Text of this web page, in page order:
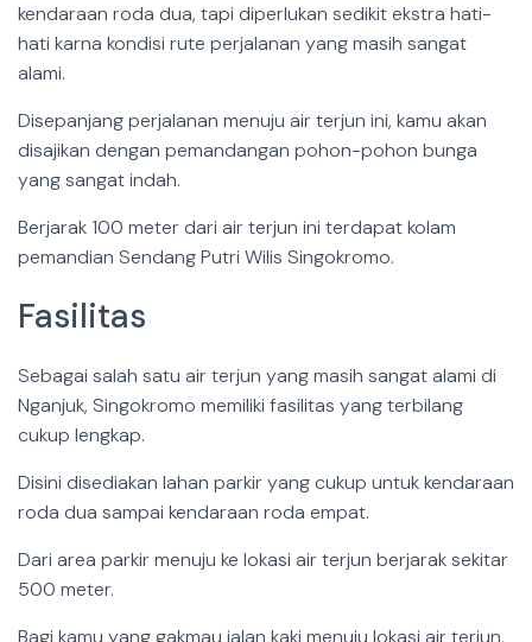
kendaraan roda dua, tapi diperlukan sedikit ekstra hati-
hati karna kondisi rute perjalanan yang masih sangat
alami.
Disepanjang perjalanan menuju air terjun ini, kamu akan
disajikan dengan pemandangan pohon-pohon bunga
yang sangat indah.
Berjarak 100 meter dari air terjun ini terdapat kolam
pemandian Sendang Putri Wilis Singokromo.
Fasilitas
Sebagai salah satu air terjun yang masih sangat alami di
Nganjuk, Singokromo memiliki fasilitas yang terbilang
cukup lengkap.
Disini disediakan lahan parkir yang cukup untuk kendaraan
roda dua sampai kendaraan roda empat.
Dari area parkir menuju ke lokasi air terjun berjarak sekitar
500 meter.
Bagi kamu yang gakmau jalan kaki menuju lokasi air terjun,